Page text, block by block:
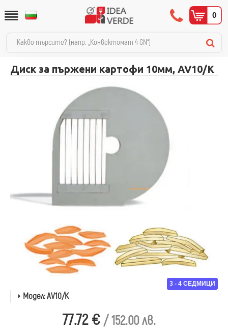
0
Диск за пържени картофи 10мм, AV10/K
3 - 4 СЕДМИЦИ
77.72 € / 152.00 лв.
Модел:AV10/K